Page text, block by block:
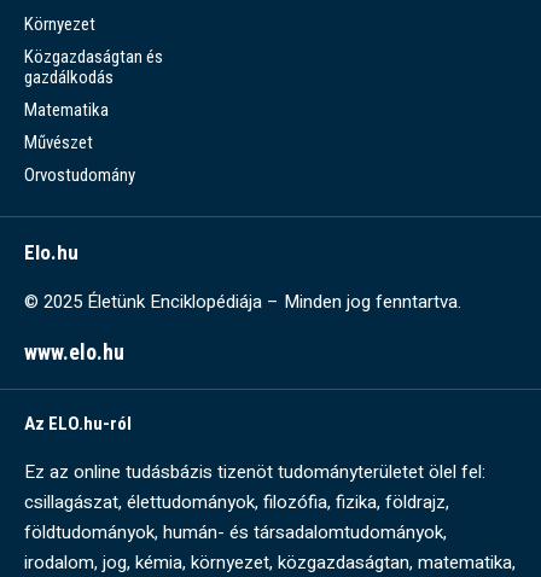
Környezet
Közgazdaságtan és
gazdálkodás
Matematika
Művészet
Orvostudomány
Elo.hu
© 2025 Életünk Enciklopédiája – Minden jog fenntartva.
www.elo.hu
Az ELO.hu-ról
Ez az online tudásbázis tizenöt tudományterületet ölel fel:
csillagászat, élettudományok, filozófia, fizika, földrajz,
földtudományok, humán- és társadalomtudományok,
irodalom, jog, kémia, környezet, közgazdaságtan, matematika,